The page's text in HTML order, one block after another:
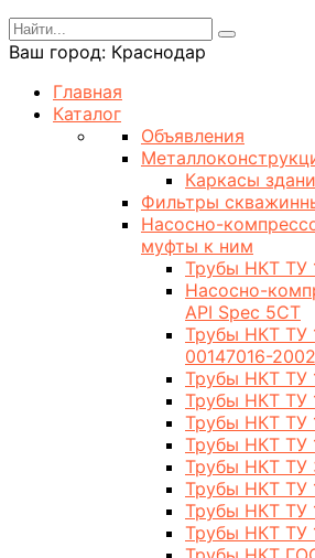
Ваш город: Краснодар
Главная
Каталог
Объявления
Каркасы
Фильтры
Насосно-
муфты к ним
Трубы НКТ ТУ
Насосно-
API Spec 5CT
Трубы НКТ ТУ
00147016-2002
Трубы НКТ ТУ
Трубы НКТ ТУ
Трубы НКТ ТУ
Трубы НКТ ТУ
Трубы НКТ ТУ
Трубы НКТ ТУ
Трубы НКТ ТУ
Трубы НКТ ТУ